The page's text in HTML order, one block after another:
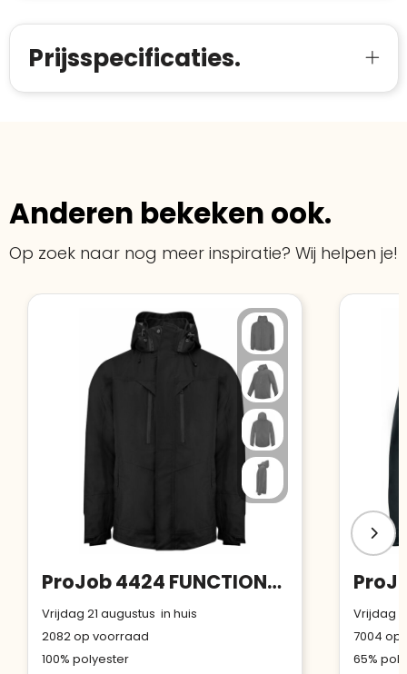
Prijsspecificaties.
Anderen bekeken ook.
Op zoek naar nog meer inspiratie? Wij helpen je!
ProJob 4424 FUNCTIONELE 3 IN 1 JAS
Vrijdag 21 augustus in huis
2082op voorraad
100% polyester
Vrijdag
7004 op